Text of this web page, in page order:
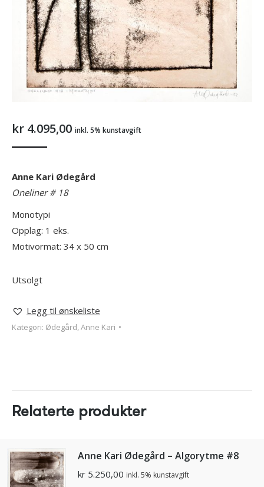
kr 4.095,00 inkl. 5% kunstavgift
Anne Kari Ødegård
Oneliner # 18
Monotypi
Opplag: 1 eks.
Motivormat: 34 x 50 cm
Utsolgt
Legg til ønskeliste
Kategori: Ødegård, Anne Kari
Relaterte produkter
Anne Kari Ødegård – Algorytme #8
kr 5.250,00 inkl. 5% kunstavgift